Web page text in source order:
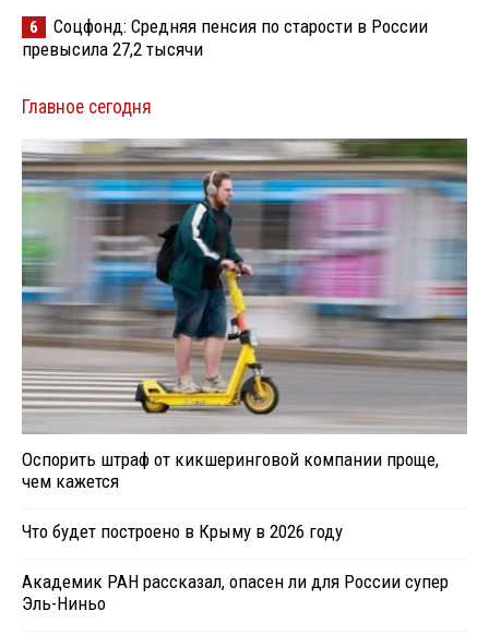
6
Соцфонд: Средняя пенсия по старости в России
превысила 27,2 тысячи
Главное сегодня
Оспорить штраф от кикшеринговой компании проще,
чем кажется
Что будет построено в Крыму в 2026 году
Академик РАН рассказал, опасен ли для России супер
Эль-Ниньо